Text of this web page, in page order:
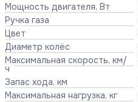
Мощность двигателя, Вт
Ручка газа
Цвет
Диаметр колёс
Максимальная скорость, км/
ч
Запас хода, км
Максимальная нагрузка, кг